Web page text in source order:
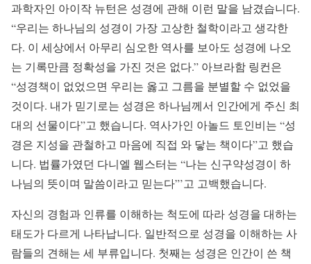
과학자인 아이작 뉴턴은 성경에 관해 이런 말을 남겼습니다.
“우리는 하나님의 성경이 가장 고상한 철학이라고 생각한
다. 이 세상에서 아무리 심오한 역사를 보아도 성경에 나오
는 기록만큼 정확성을 가진 것은 없다.” 아브라함 링컨은
“성경책이 없었으면 우리는 옳고 그름을 분별할 수 없었을
것이다. 내가 믿기로는 성경은 하나님께서 인간에게 주신 최
대의 선물이다”고 했습니다. 역사가인 아놀드 토인비는 “성
경은 지성을 관철하고 마음에 직접 와 닿는 책이다”고 했습
니다. 법률가였던 다니엘 웹스터는 “나는 신구약성경이 하
나님의 뜻이며 말씀이라고 믿는다”’고 고백했습니다.
자신의 경험과 인류를 이해하는 척도에 따라 성경을 대하는
태도가 다르게 나타납니다. 일반적으로 성경을 이해하는 사
람들의 견해는 세 부류입니다. 첫째는 성경은 인간이 쓴 책